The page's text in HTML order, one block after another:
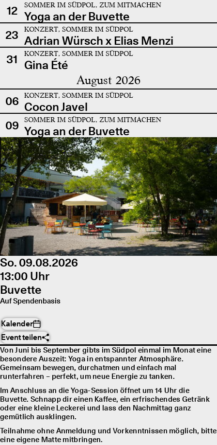
12 SOMMER IM SÜDPOL, ZUM MITMACHEN
Yoga an der Buvette
23
KONZERT, SOMMER IM SÜDPOL
Adrian Würsch x Elias Menzi
31
KONZERT, SOMMER IM SÜDPOL
Gina Été
August 2026
06 KONZERT, SOMMER IM SÜDPOL
Cocon Javel
09
SOMMER IM SÜDPOL, ZUM MITMACHEN
Yoga an der Buvette
So. 09.08.2026
13:00 Uhr
Buvette
Auf Spendenbasis
Kalender
Event teilen
Von Juni bis September gibts im Südpol einmal im Monat eine
besondere Auszeit: Yoga in entspannter Atmosphäre.
Gemeinsam bewegen, durchatmen und einfach mal
runterfahren – perfekt, um neue Energie zu tanken.
Im Anschluss an die Yoga-Session öffnet um 14 Uhr die
Buvette. Schnapp dir einen Kaffee, ein erfrischendes Getränk
oder eine kleine Leckerei und lass den Nachmittag ganz
gemütlich ausklingen.
Teilnahme ohne Anmeldung und Vorkenntnissen möglich, bitte
eine eigene Matte mitbringen.